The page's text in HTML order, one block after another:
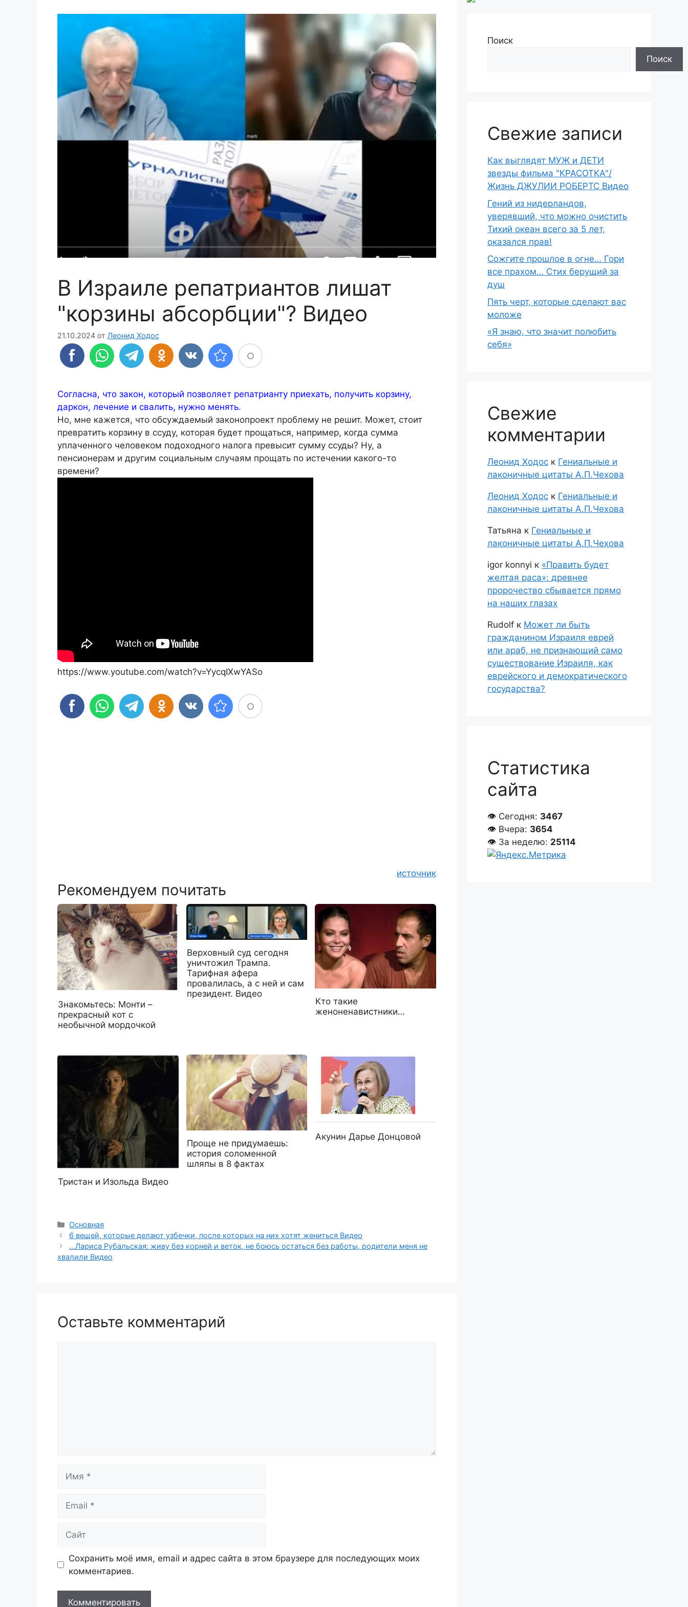
В Израиле репатриантов лишат
"корзины абсорбции"? Видео
21.10.2024 от Леонид Ходос
Согласна, что закон, который позволяет репатрианту приехать, получить корзину,
даркон, лечение и свалить, нужно менять.
Но, мне кажется, что обсуждаемый законопроект проблему не решит. Может, стоит
превратить корзину в ссуду, которая будет прощаться, например, когда сумма
уплаченного человеком подоходного налога превысит сумму ссуды? Ну, а
пенсионерам и другим социальным случаям прощать по истечении какого-то
времени?
https://www.youtube.com/watch?v=YycqIXwYASo
источник
Рекомендуем почитать
Знакомьтесь: Монти –
прекрасный кот с
необычной мордочкой
Верховный суд сегодня
уничтожил Трампа.
Тарифная афера
провалилась, а с ней и сам
президент. Видео
Кто такие
женоненавистники…
Тристан и Изольда Видео
Проще не придумаешь:
история соломенной
шляпы в 8 фактах
Акунин Дарье Донцовой
Рубрики
Основная
6 вещей, которые делают узбечки, после которых на них хотят жениться Видео
…Лариса Рубальская: живу без корней и веток, не боюсь остаться без работы, родители меня не
хвалили Видео
Оставьте комментарий
Сохранить моё имя, email и адрес сайта в этом браузере для последующих моих
комментариев.
Поиск
Поиск
Свежие записи
Как выглядят МУЖ и ДЕТИ
звезды фильма "КРАСОТКА"/
Жизнь ДЖУЛИИ РОБЕРТС Видео
Гений из нидерландов,
уверявший, что можно очистить
Тихий океан всего за 5 лет,
оказался прав!
Сожгите прошлое в огне… Гори
все прахом… Стих берущий за
душ
Пять черт, которые сделают вас
моложе
«Я знаю, что значит полюбить
себя»
Свежие
комментарии
Леонид Ходос к Гениальные и
лаконичные цитаты А.П.Чехова
Леонид Ходос к Гениальные и
лаконичные цитаты А.П.Чехова
Татьяна к Гениальные и
лаконичные цитаты А.П.Чехова
igor konnyi к «Править будет
желтая раса»: древнее
пророчество сбывается прямо
на наших глазах
Rudolf к Может ли быть
гражданином Израиля еврей
или араб, не признающий само
существование Израиля, как
еврейского и демократического
государства?
Статистика
сайта
👁 Сегодня: 3467
👁 Вчера: 3654
👁 За неделю: 25114